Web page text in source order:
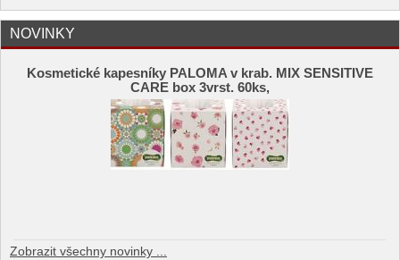
NOVINKY
Kosmetické kapesníky PALOMA v krab. MIX SENSITIVE
CARE box 3vrst. 60ks,
Zobrazit všechny novinky ...